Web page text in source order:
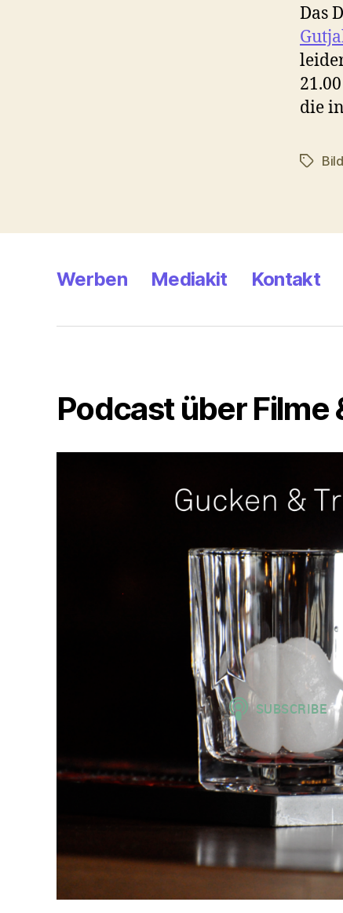
Das
die
Werben Mediakit Kontakt
Podcast über Filme